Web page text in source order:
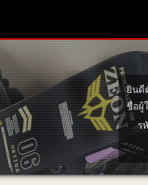
ยินดี
ชื่อผู้
ร